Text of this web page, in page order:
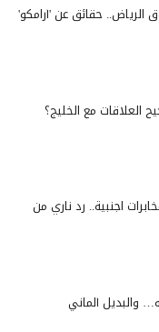
حقائق عن 'أرامكو'
العلاقات مع الخليج؟
اجنبية.. رد ناري من
ألماني